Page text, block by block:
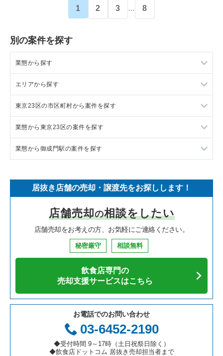
1 2 3 … 8
別の案件を探す
業態から探す
ラーメンの居抜き売却物件の案件一覧
フランス料理の居抜き売却物件の案件一覧
イタリア料理の居抜き売却物件の案件一覧
中華の居抜き売却物件の案件一覧
寿司の居抜き売却物件の案件一覧
焼肉の居抜き売却物件の案件一覧
鉄板焼き・お好み焼の居抜き売却物件の案件一覧
カフェの居抜き売却物件の案件一覧
テイクアウトの居抜き売却物件の案件一覧
お弁当・惣菜・デリの居抜き売却物件の案件一覧
カラオケ・パブ・スナックの居抜き売却物件の案件一覧
エリアから探す
東京23区の飲食店の居抜き売却物件の案件一覧
東京都下の飲食店の居抜き売却物件の案件一覧
千葉県の飲食店の居抜き売却物件の案件一覧
神奈川県の飲食店の居抜き売却物件の案件一覧
大阪府の飲食店の居抜き売却物件の案件一覧
兵庫県の飲食店の居抜き売却物件の案件一覧
愛知県の飲食店の居抜き売却物件の案件一覧
岐阜県の飲食店の居抜き売却物件の案件一覧
三重県の飲食店の居抜き売却物件の案件一覧
東京23区の市区町村から案件を探す
目黒区の飲食店の居抜き売却物件の案件一覧
渋谷区の飲食店の居抜き売却物件の案件一覧
新宿区の飲食店の居抜き売却物件の案件一覧
葛飾区の飲食店の居抜き売却物件の案件一覧
中央区の飲食店の居抜き売却物件の案件一覧
千代田区の飲食店の居抜き売却物件の案件一覧
港区の飲食店の居抜き売却物件の案件一覧
足立区の飲食店の居抜き売却物件の案件一覧
板橋区の飲食店の居抜き売却物件の案件一覧
業態から東京23区の案件を探す
東京23区のラーメンの居抜き売却物件の案件一覧
東京23区のイタリア料理の居抜き売却物件の案件一覧
東京23区の中華の居抜き売却物件の案件一覧
東京23区のそば・うどんの居抜き売却物件の案件一覧
東京23区の焼肉の居抜き売却物件の案件一覧
東京23区の鉄板焼き・お好み焼の居抜き売却物件の案件一覧
東京23区のアジア料理の居抜き売却物件の案件一覧
東京23区のカフェの居抜き売却物件の案件一覧
業態から御成門駅の案件を探す
御成門駅のイタリア料理の居抜き売却物件の案件一覧
御成門駅の焼肉の居抜き売却物件の案件一覧
御成門駅のカフェの居抜き売却物件の案件一覧
御成門駅の和食の居抜き売却物件の案件一覧
居抜き店舗の売却・譲渡先をお探しします！
店舗売却の相談をしたい
店舗売却をお考えの方、お気軽にご連絡ください。
秘密厳守 相談無料
飲食店専門の
売却支援サービスはこちら
お電話でのお問い合わせ
03-6452-2190
◆受付時間 9～17時（土日祝祭日除く）
◆飲食店ドットコム 居抜き売却担当者まで